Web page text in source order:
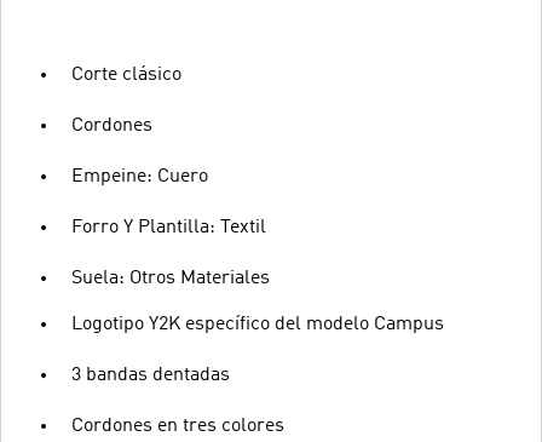
Corte clásico
Cordones
Empeine: Cuero
Forro Y Plantilla: Textil
Suela: Otros Materiales
Logotipo Y2K específico del modelo Campus
3 bandas dentadas
Cordones en tres colores